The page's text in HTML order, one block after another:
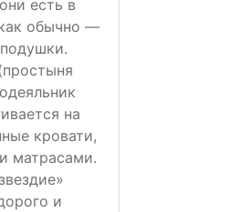
есть в
обычно —
на
кровати,
матрасами.
и